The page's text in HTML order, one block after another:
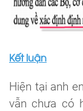
Kết luận
Hiện tại anh
vẫn chưa có